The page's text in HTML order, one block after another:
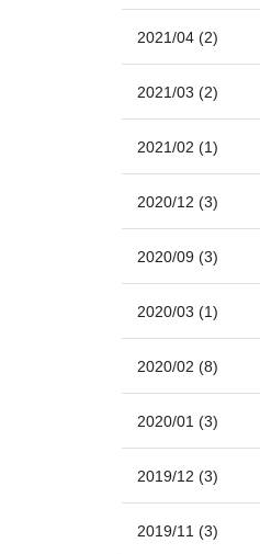
2021/04 (2)
2021/03 (2)
2021/02 (1)
2020/12 (3)
2020/09 (3)
2020/03 (1)
2020/02 (8)
2020/01 (3)
2019/12 (3)
2019/11 (3)